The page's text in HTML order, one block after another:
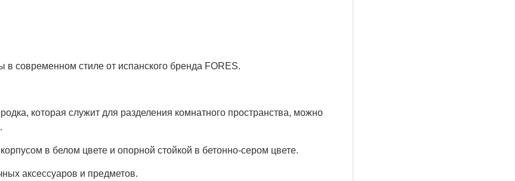
современном стиле от испанского бренда FORES.
которая служит для разделения комнатного пространства, можно
в белом цвете и опорной стойкой в ​​бетонно-сером цвете.
аксессуаров и предметов.